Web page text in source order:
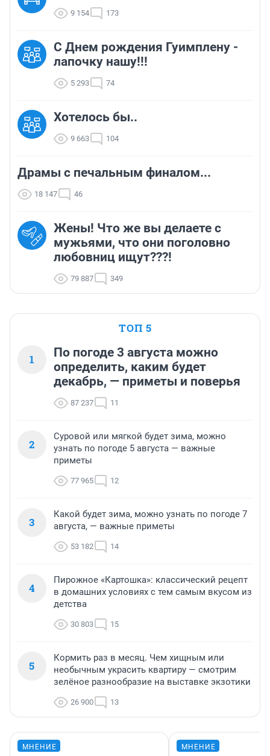
9 154 173
С Днем рождения Гуимплену -
лапочку нашу!!!
5 293 74
Хотелось бы..
9 663 104
Драмы с печальным финалом...
18 147 46
Жены! Что же вы делаете с
мужьями, что они поголовно
любовниц ищут???!
79 887 349
ТОП 5
1
По погоде 3 августа можно
определить, каким будет
декабрь, — приметы и поверья
87 237 11
2
Суровой или мягкой будет зима, можно
узнать по погоде 5 августа — важные
приметы
77 965 12
3
Какой будет зима, можно узнать по погоде 7
августа, — важные приметы
53 182 14
4
Пирожное «Картошка»: классический рецепт
в домашних условиях с тем самым вкусом из
детства
30 803 15
5
Кормить раз в месяц. Чем хищным или
необычным украсить квартиру — смотрим
зелёное разнообразие на выставке экзотики
26 900 13
МНЕНИЕ МНЕНИЕ